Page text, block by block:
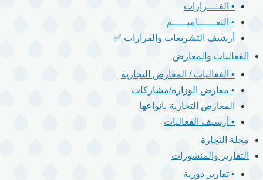
• القــــرارات
• التعــــــاميـــــم
أرشيف التشريعات والقرارات ✅
الفعاليات والمعارض
• الفعاليات / المعارض التجارية
• معارض الوزارة/مشاركات
المعارض التجارية بانواعها
• أرشيف الفعاليات
مجلة التجارة
التقارير والمنشورات
• تقارير دورية